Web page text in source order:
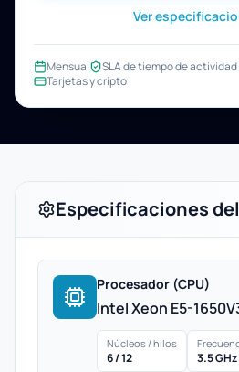
Ver
Mensual
SLA de tiempo de
Tarjetas y cripto
Especificaciones
Procesador (CPU)
Intel Xeon E5-
Núcleos / hilos
6 / 12 3.5 GHz